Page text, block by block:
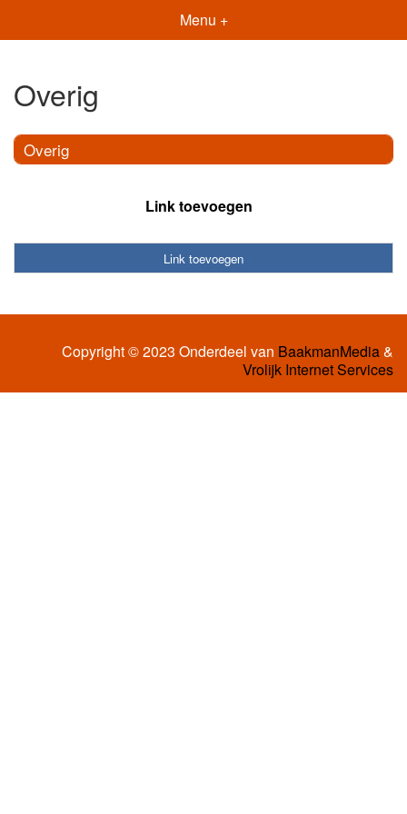
Menu +
Overig
Overig
Link toevoegen
Link toevoegen
Copyright © 2023 Onderdeel van BaakmanMedia&
Vrolijk Internet Services